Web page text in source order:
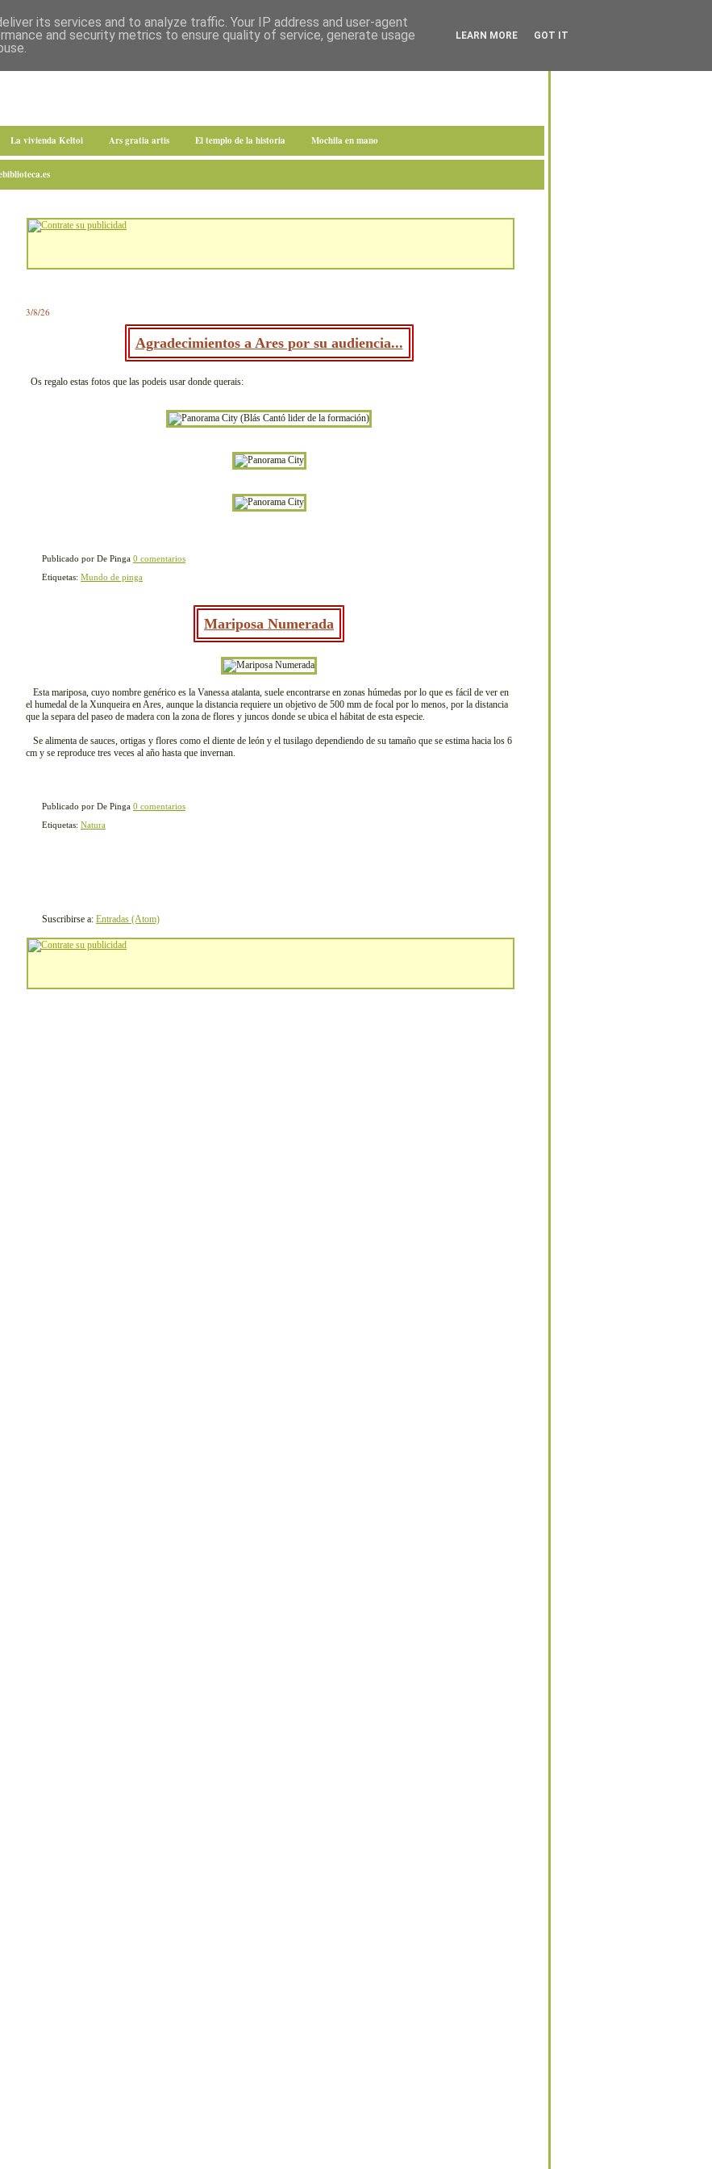
La vivienda Keltoi Ars gratia artis El templo de la historia Mochila en mano
3/8/26
Agradecimientos a Ares por su audiencia...
Os regalo estas fotos que las podeis usar donde querais:
Publicado por De Pinga 0 comentarios
Etiquetas: Mundo de pinga
Mariposa Numerada
Esta mariposa, cuyo nombre genérico es la Vanessa atalanta, suele encontrarse en zonas húmedas por lo que es fácil de ver en
el humedal de la Xunqueira en Ares, aunque la distancia requiere un objetivo de 500 mm de focal por lo menos, por la distancia
que la separa del paseo de madera con la zona de flores y juncos donde se ubica el hábitat de esta especie.
Se alimenta de sauces, ortigas y flores como el diente de león y el tusilago dependiendo de su tamaño que se estima hacia los 6
cm y se reproduce tres veces al año hasta que invernan.
Publicado por De Pinga 0 comentarios
Etiquetas: Natura
Suscribirse a: Entradas (Atom)
its services and to analyze traffic. Your IP address and user-agent
and security metrics to ensure quality of service, generate usage
LEARN MORE GOT IT